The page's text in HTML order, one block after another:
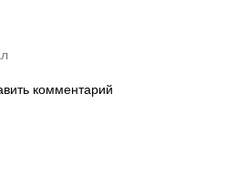
комментарий